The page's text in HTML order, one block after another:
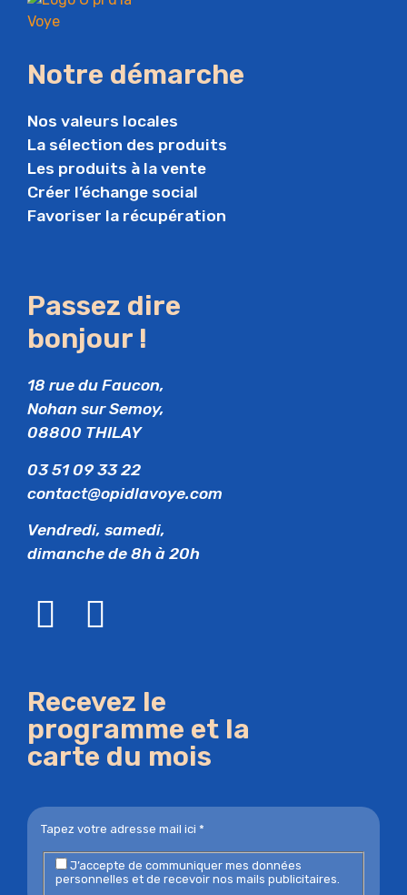
Notre démarche
Nos valeurs locales
La sélection des produits
Les produits à la vente
Créer l’échange social
Favoriser la récupération
Passez dire
bonjour !
18 rue du Faucon,
Nohan sur Semoy,
08800 THILAY
03 51 09 33 22
contact@opidlavoye.com
Vendredi, samedi,
dimanche de 8h à 20h
Recevez le
programme et la
carte du mois
J’accepte de communiquer mes données
personnelles et de recevoir nos mails publicitaires.